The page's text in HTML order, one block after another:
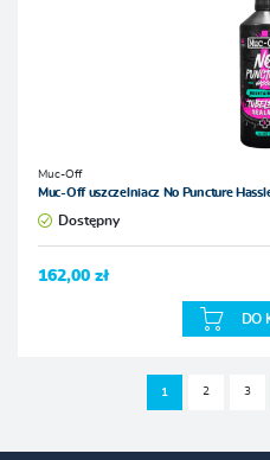
Muc-Off
Muc-Off uszczelniacz No Puncture
Dostępny
162,00 zł
DO
1 2 3